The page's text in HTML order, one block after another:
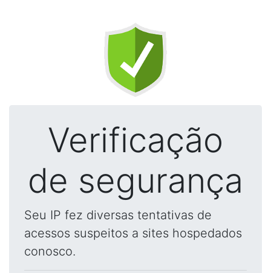
Verificação
de segurança
Seu IP fez diversas tentativas de
acessos suspeitos a sites hospedados
conosco.